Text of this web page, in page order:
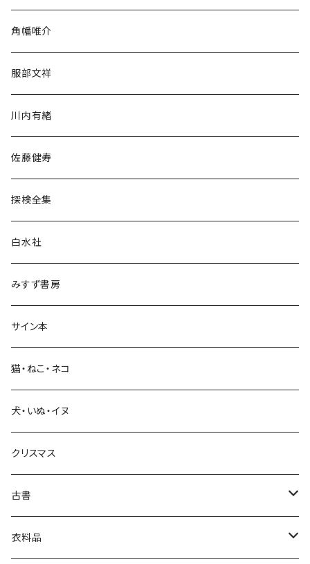
民族・風習
言語・ことば
生活・暮らし
芸術・絵画・写真
絵本・児童書
娯楽・エンターテインメント
角幡唯介
服部文祥
川内有緒
佐藤健寿
探検全集
白水社
みすず書房
サイン本
猫・ねこ・ネコ
犬・いぬ・イヌ
クリスマス
古書
古書セット
衣料品